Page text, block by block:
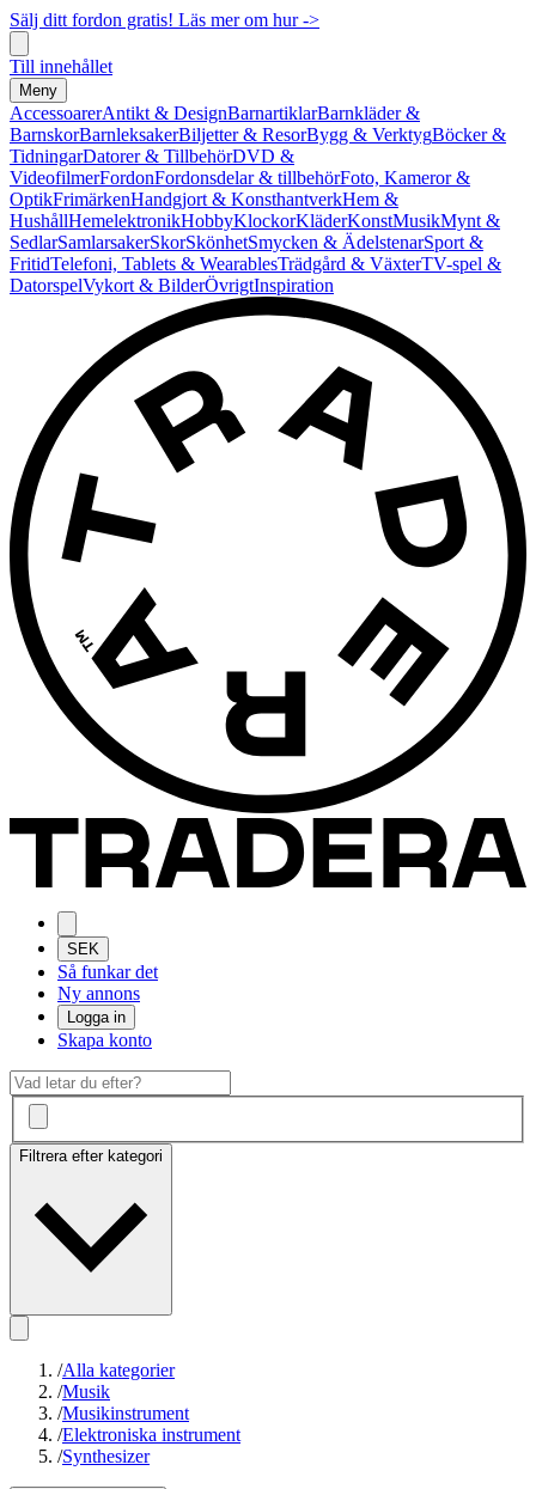
Sälj ditt fordon gratis! Läs mer om hur ->
Till innehållet
Meny
AccessoarerAntikt & DesignBarnartiklarBarnkläder &
BarnskorBarnleksakerBiljetter & ResorBygg & VerktygBöcker &
TidningarDatorer & TillbehörDVD &
VideofilmerFordonFordonsdelar & tillbehörFoto, Kameror &
OptikFrimärkenHandgjort & KonsthantverkHem &
HushållHemelektronikHobbyKlockorKläderKonstMusikMynt &
SedlarSamlarsakerSkorSkönhetSmycken & ÄdelstenarSport &
FritidTelefoni, Tablets & WearablesTrädgård & VäxterTV-spel &
DatorspelVykort & BilderÖvrigtInspiration
SEK
Så funkar det
Ny annons
Logga in
Skapa konto
Filtrera efter kategori
/Alla kategorier
/Musik
/Musikinstrument
/Elektroniska instrument
/Synthesizer